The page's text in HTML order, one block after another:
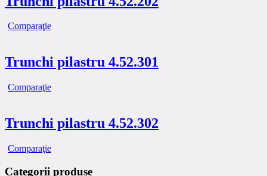
Comparaţie
Trunchi pilastru 4.52.301
Comparaţie
Trunchi pilastru 4.52.302
Comparaţie
Categorii produse